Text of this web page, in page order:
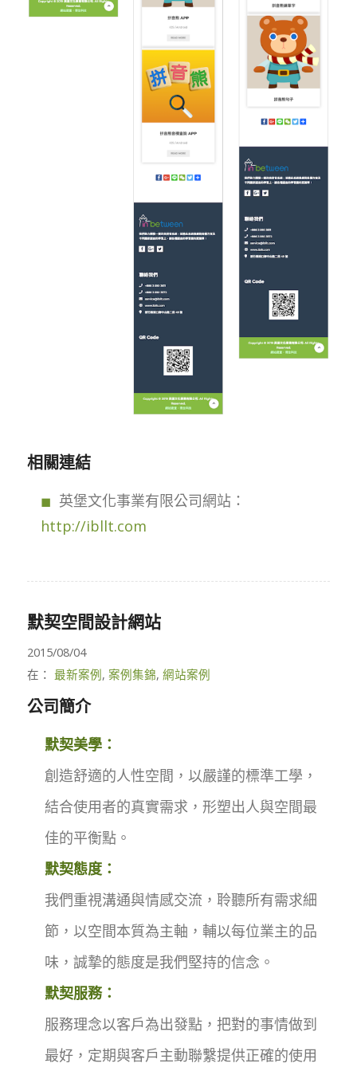
相關連結
英堡文化事業有限公司網站：
http://ibllt.com
默契空間設計網站
2015/08/04
在： 最新案例, 案例集錦, 網站案例
公司簡介
默契美學：
創造舒適的人性空間，以嚴謹的標準工學，
結合使用者的真實需求，形塑出人與空間最
佳的平衡點。
默契態度：
我們重視溝通與情感交流，聆聽所有需求細
節，以空間本質為主軸，輔以每位業主的品
味，誠摯的態度是我們堅持的信念。
默契服務：
服務理念以客戶為出發點，把對的事情做到
最好，定期與客戶主動聯繫提供正確的使用